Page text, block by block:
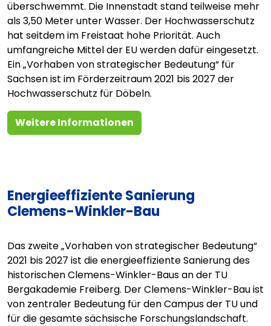
überschwemmt. Die Innenstadt stand teilweise mehr
als 3,50 Meter unter Wasser. Der Hochwasserschutz
hat seitdem im Freistaat hohe Priorität. Auch
umfangreiche Mittel der EU werden dafür eingesetzt.
Ein „Vorhaben von strategischer Bedeutung“ für
Sachsen ist im Förderzeitraum 2021 bis 2027 der
Hochwasserschutz für Döbeln.
Weitere Informationen
Energieeffiziente Sanierung
Clemens-Winkler-Bau
Das zweite „Vorhaben von strategischer Bedeutung“
2021 bis 2027 ist die energieeffiziente Sanierung des
historischen Clemens-Winkler-Baus an der TU
Bergakademie Freiberg. Der Clemens-Winkler-Bau ist
von zentraler Bedeutung für den Campus der TU und
für die gesamte sächsische Forschungslandschaft.